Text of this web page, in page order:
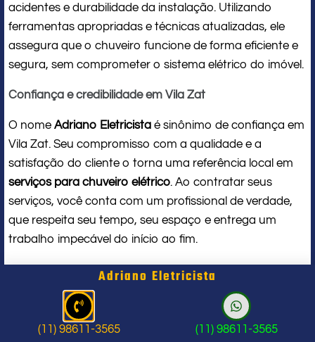
acidentes e durabilidade da instalação. Utilizando
ferramentas apropriadas e técnicas atualizadas, ele
assegura que o chuveiro funcione de forma eficiente e
segura, sem comprometer o sistema elétrico do imóvel.
Confiança e credibilidade em Vila Zat
O nome Adriano Eletricista é sinônimo de confiança em
Vila Zat. Seu compromisso com a qualidade e a
satisfação do cliente o torna uma referência local em
serviços para chuveiro elétrico. Ao contratar seus
serviços, você conta com um profissional de verdade,
que respeita seu tempo, seu espaço e entrega um
trabalho impecável do início ao fim.
Problema com chuveiro: sinais que
indicam a hora de chamar um
profissional
Adriano Eletricista
(11) 98611-3565 (11) 98611-3565